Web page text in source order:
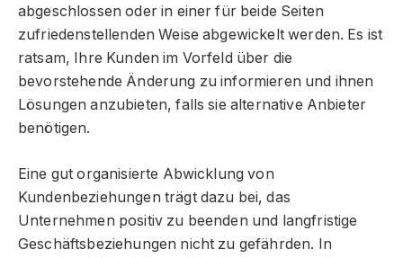
abgeschlossen oder in einer für beide Seiten
zufriedenstellenden Weise abgewickelt werden. Es ist
ratsam, Ihre Kunden im Vorfeld über die
bevorstehende Änderung zu informieren und ihnen
Lösungen anzubieten, falls sie alternative Anbieter
benötigen.
Eine gut organisierte Abwicklung von
Kundenbeziehungen trägt dazu bei, das
Unternehmen positiv zu beenden und langfristige
Geschäftsbeziehungen nicht zu gefährden. In